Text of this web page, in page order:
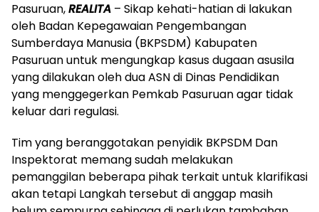
Pasuruan,REALITA – Sikap kehati-hatian di lakukan
oleh Badan Kepegawaian Pengembangan
Sumberdaya Manusia (BKPSDM) Kabupaten
Pasuruan untuk mengungkap kasus dugaan asusila
yang dilakukan oleh dua ASN di Dinas Pendidikan
yang menggegerkan Pemkab Pasuruan agar tidak
keluar dari regulasi.
Tim yang beranggotakan penyidik BKPSDM Dan
Inspektorat memang sudah melakukan
pemanggilan beberapa pihak terkait untuk klarifikasi
akan tetapi Langkah tersebut di anggap masih